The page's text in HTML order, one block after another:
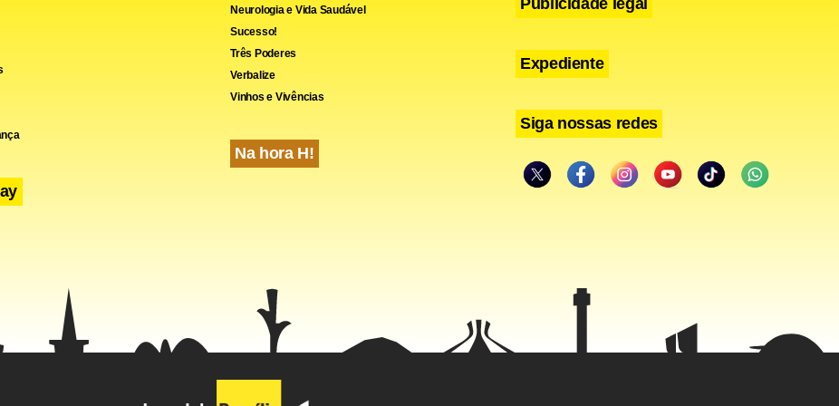
-- >
WhatsApp
Neurologia e Vida Saudável
Sucesso!
Três Poderes
Verbalize
Vinhos e Vivências
Na hora H!
Expediente
Siga nossas redes